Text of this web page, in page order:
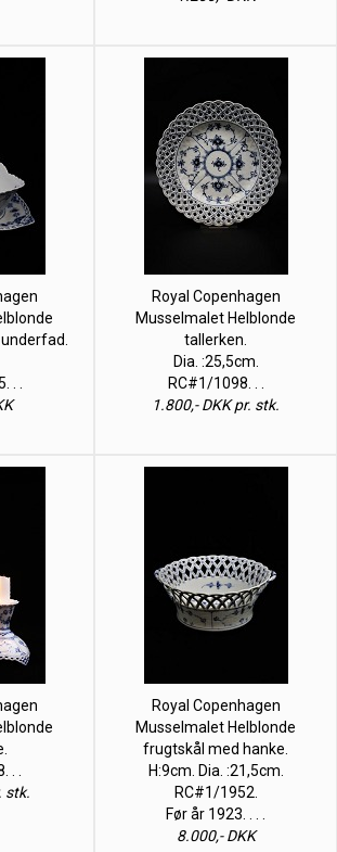
. .
Royal Copenhagen
Musselmalet Helblonde
tallerken.
Dia. :25,5cm.
RC#1/1098. . .
1.800,- DKK pr. stk.
.
stk.
Royal Copenhagen
Musselmalet Helblonde
frugtskål med hanke.
H:9cm. Dia. :21,5cm.
RC#1/1952.
Før år 1923. . . .
8.000,- DKK